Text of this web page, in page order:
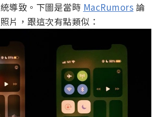
導致。下圖是當時 MacRumors 論
片，跟這次有點類似：